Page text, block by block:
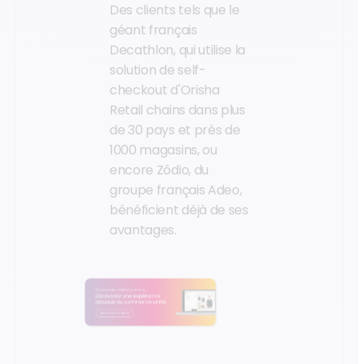
Des clients tels que le
géant français
Decathlon, qui utilise la
solution de self-
checkout d'Orisha
Retail chains dans plus
de 30 pays et près de
1000 magasins, ou
encore Zôdio, du
groupe français Adeo,
bénéficient déjà de ses
avantages.